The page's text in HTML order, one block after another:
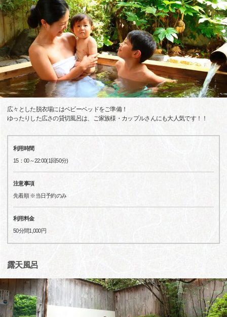
広々とした脱衣場にはベビーベッドをご準備！
ゆったりした広さの貸切風呂は、ご家族様・カップルさんにも大人気です！！
利用時間
15：00～22:00(1回50分)
注意事項
先着順 ※当日予約のみ
利用料金
50分間1,000円
露天風呂